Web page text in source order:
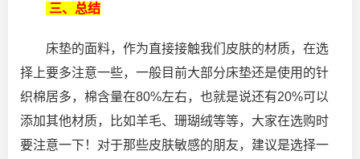
三、总结
床垫的面料，作为直接接触我们皮肤的材质，在选
择上要多注意一些，一般目前大部分床垫还是使用的针
织棉居多，棉含量在80%左右，也就是说还有20%可以
添加其他材质，比如羊毛、珊瑚绒等等，大家在选购时
要注意一下！对于那些皮肤敏感的朋友，建议是选择一